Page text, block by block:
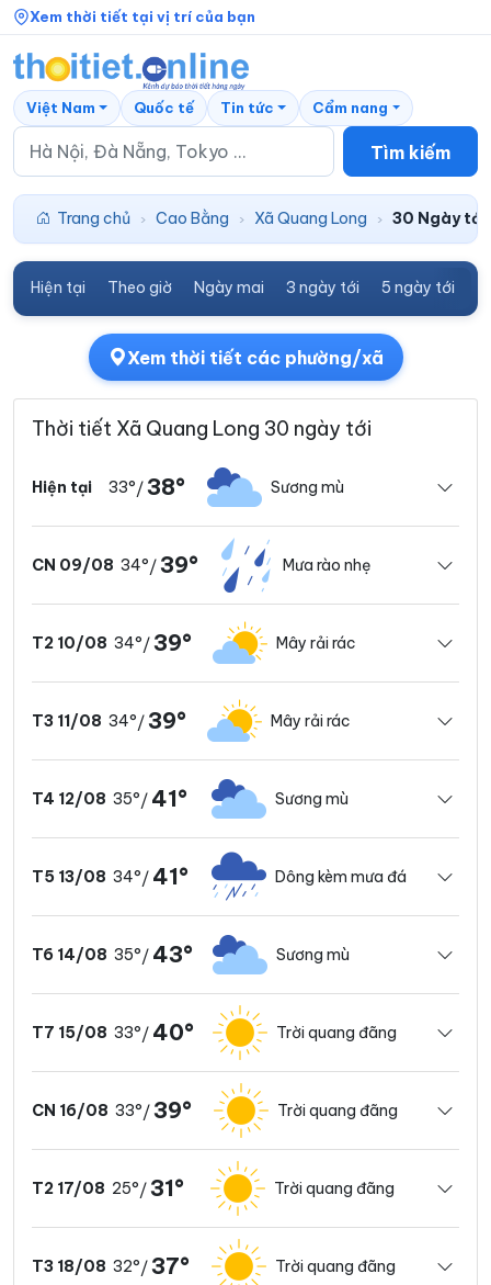
Xem thời tiết tại vị trí của bạn
Tìm kiếm
Việt Nam Quốc tế Tin tức Cẩm nang
Trang chủ › Cao Bằng › Xã Quang Long › 30 Ngày tới
Hiện tại Theo giờ Ngày mai 3 ngày tới 5 ngày tới
Xem thời tiết các phường/xã
Thời tiết Xã Quang Long 30 ngày tới
Hiện tại 33°/ 38° Sương mù
CN 09/08 34°/ 39° Mưa rào nhẹ
T2 10/08 34°/ 39° Mây rải rác
T3 11/08 34°/ 39° Mây rải rác
T4 12/08 35°/ 41° Sương mù
T5 13/08 34°/ 41° Dông kèm mưa đá
T6 14/08 35°/ 43° Sương mù
T7 15/08 33°/ 40° Trời quang đãng
CN 16/08 33°/ 39° Trời quang đãng
T2 17/08 25°/ 31° Trời quang đãng
T3 18/08 32°/ 37° Trời quang đãng